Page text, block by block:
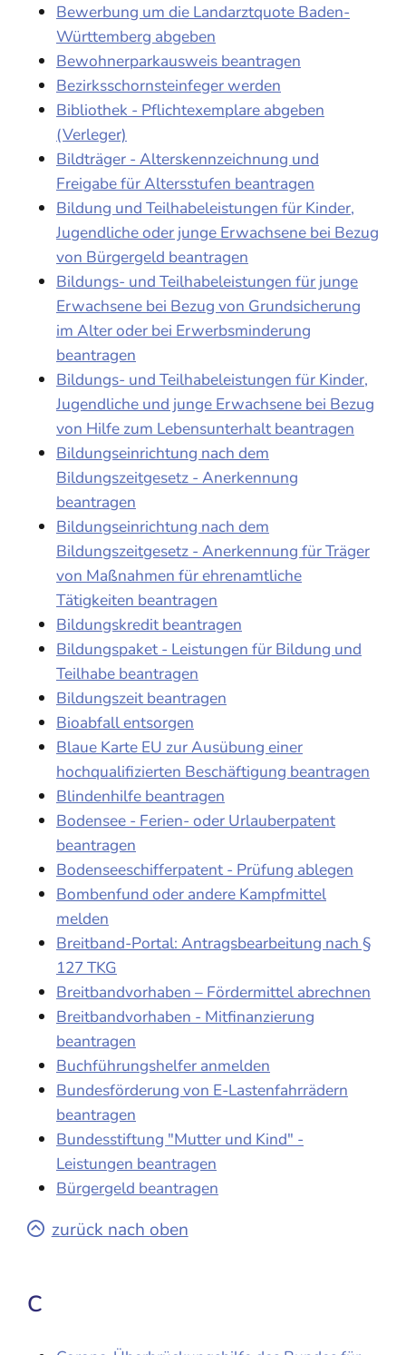
Bewerbung um die Landarztquote Baden-
Württemberg abgeben
Bewohnerparkausweis beantragen
Bezirksschornsteinfeger werden
Bibliothek - Pflichtexemplare abgeben
(Verleger)
Bildträger - Alterskennzeichnung und
Freigabe für Altersstufen beantragen
Bildung und Teilhabeleistungen für Kinder,
Jugendliche oder junge Erwachsene bei Bezug
von Bürgergeld beantragen
Bildungs- und Teilhabeleistungen für junge
Erwachsene bei Bezug von Grundsicherung
im Alter oder bei Erwerbsminderung
beantragen
Bildungs- und Teilhabeleistungen für Kinder,
Jugendliche und junge Erwachsene bei Bezug
von Hilfe zum Lebensunterhalt beantragen
Bildungseinrichtung nach dem
Bildungszeitgesetz - Anerkennung
beantragen
Bildungseinrichtung nach dem
Bildungszeitgesetz - Anerkennung für Träger
von Maßnahmen für ehrenamtliche
Tätigkeiten beantragen
Bildungskredit beantragen
Bildungspaket - Leistungen für Bildung und
Teilhabe beantragen
Bildungszeit beantragen
Bioabfall entsorgen
Blaue Karte EU zur Ausübung einer
hochqualifizierten Beschäftigung beantragen
Blindenhilfe beantragen
Bodensee - Ferien- oder Urlauberpatent
beantragen
Bodenseeschifferpatent - Prüfung ablegen
Bombenfund oder andere Kampfmittel
melden
Breitband-Portal: Antragsbearbeitung nach §
127 TKG
Breitbandvorhaben – Fördermittel abrechnen
Breitbandvorhaben - Mitfinanzierung
beantragen
Buchführungshelfer anmelden
Bundesförderung von E-Lastenfahrrädern
beantragen
Bundesstiftung "Mutter und Kind" -
Leistungen beantragen
Bürgergeld beantragen
zurück nach oben
C